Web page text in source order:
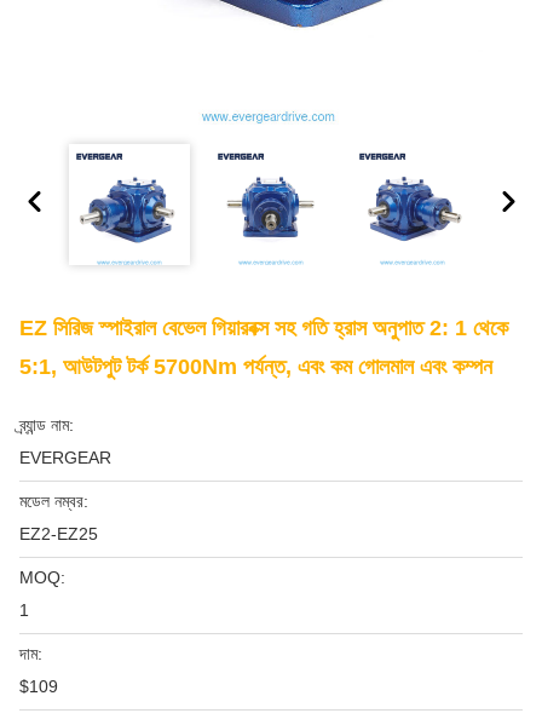
EZ সিরিজ স্পাইরাল বেভেল গিয়ারবক্স সহ গতি হ্রাস অনুপাত 2: 1 থেকে
5:1, আউটপুট টর্ক 5700Nm পর্যন্ত, এবং কম গোলমাল এবং কম্পন
ব্র্যান্ড নাম:
EVERGEAR
মডেল নম্বর:
EZ2-EZ25
MOQ:
1
দাম:
$109